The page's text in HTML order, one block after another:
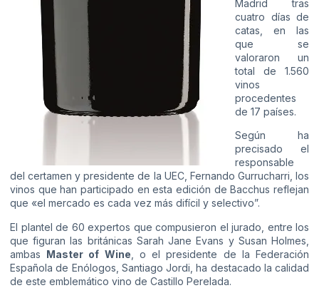
Madrid tras
cuatro días de
catas, en las
que se
valoraron un
total de 1.560
vinos
procedentes
de 17 países.
Según ha
precisado el
responsable
del certamen y presidente de la UEC, Fernando Gurrucharri, los
vinos que han participado en esta edición de Bacchus reflejan
que «el mercado es cada vez más difícil y selectivo”.
El plantel de 60 expertos que compusieron el jurado, entre los
que figuran las británicas Sarah Jane Evans y Susan Holmes,
ambas Master of Wine , o el presidente de la Federación
Española de Enólogos, Santiago Jordi, ha destacado la calidad
de este emblemático vino de Castillo Perelada.